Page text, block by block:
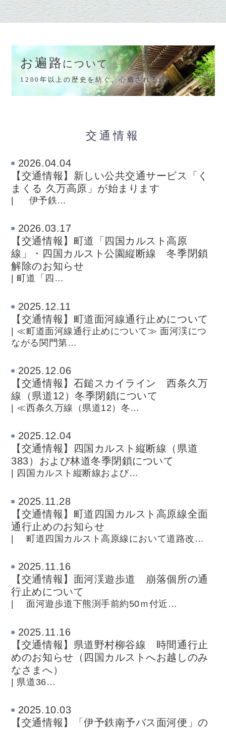
お遍路 について
1200年以上の歴史を紡ぐ、心癒される旅
交通情報
2026.04.04
【交通情報】新しい公共交通サービス「く
まくる 久万高原」が始まります
| 伊予鉄…
2026.03.17
【交通情報】町道「四国カルスト高原
線」・四国カルスト公園縦断線 冬季閉鎖
解除のお知らせ
| 町道「四…
2025.12.11
【交通情報】町道面河線通行止めについて
| ≪町道面河線通行止めについて≫ 面河渓につ
ながる関門第…
2025.12.06
【交通情報】石鎚スカイライン 西条久万
線（県道12）冬季閉鎖について
| ≪西条久万線（県道12）冬…
2025.12.04
【交通情報】四国カルスト縦断線（県道
383）および林道冬季閉鎖について
| 四国カルスト縦断線および…
2025.11.28
【交通情報】町道四国カルスト高原線全面
通行止めのお知らせ
| 町道四国カルスト高原線において道路改…
2025.11.16
【交通情報】面河渓遊歩道 崩落個所の通
行止めについて
| 面河遊歩道下熊渕手前約50ｍ付近…
2025.11.16
【交通情報】県道野村柳谷線 時間通行止
めのお知らせ（四国カルストへお越しのみ
なさまへ）
| 県道36…
2025.10.03
【交通情報】「伊予鉄南予バス面河便」の